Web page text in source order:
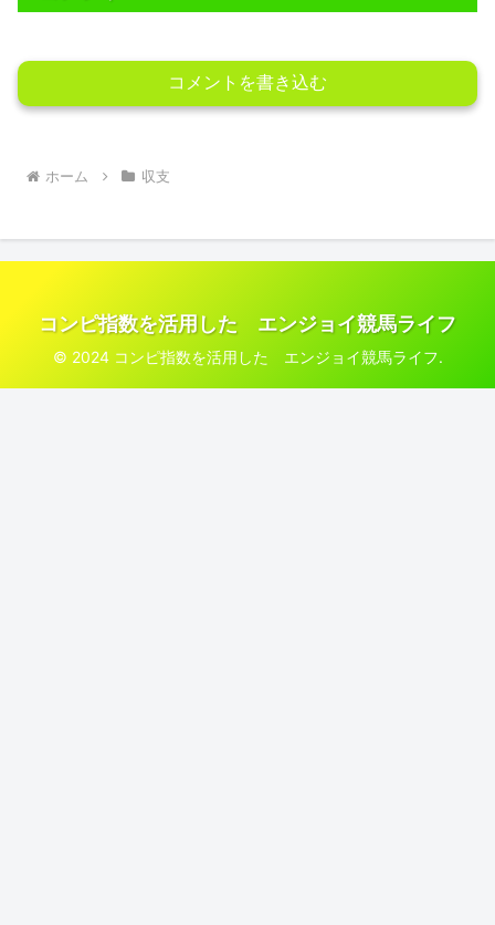
コメントを書き込む
ホーム 収支
コンピ指数を活用した エンジョイ競馬ライフ
© 2024 コンピ指数を活用した エンジョイ競馬ライフ.